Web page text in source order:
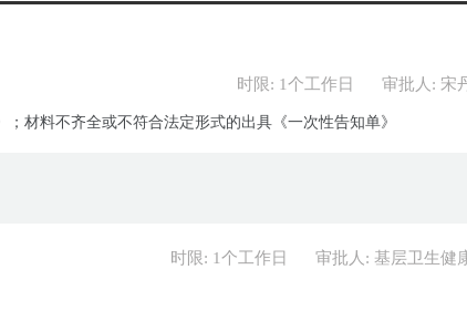
时限: 1个工作日 审批人: 宋
材料不齐全或不符合法定形式的出具《一次性告知单》
时限: 1个工作日 审批人: 基层卫生健